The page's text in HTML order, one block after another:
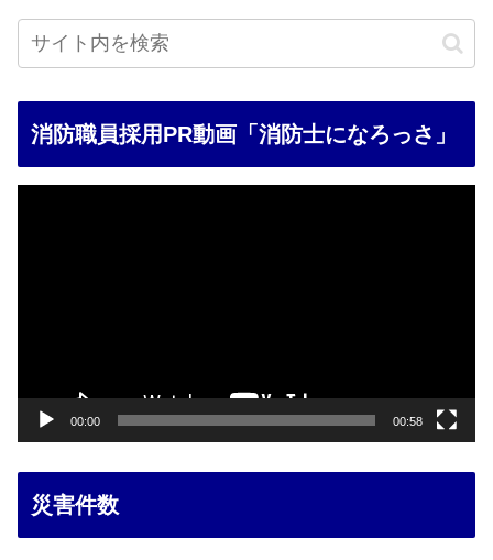
消防職員採用PR動画「消防士になろっさ」
00:00 00:58
災害件数